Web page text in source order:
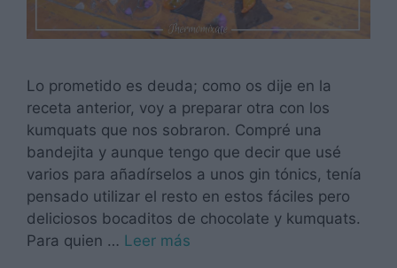
Lo prometido es deuda; como os dije en la
receta anterior, voy a preparar otra con los
kumquats que nos sobraron. Compré una
bandejita y aunque tengo que decir que usé
varios para añadírselos a unos gin tónics, tenía
pensado utilizar el resto en estos fáciles pero
deliciosos bocaditos de chocolate y kumquats.
Para quien … Leer más